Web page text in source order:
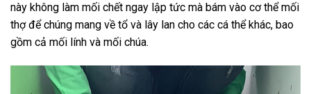
này không làm mối chết ngay lập tức mà bám vào cơ thể mối
thợ để chúng mang về tổ và lây lan cho các cá thể khác, bao
gồm cả mối lính và mối chúa.